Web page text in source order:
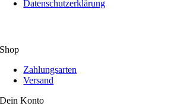
Datenschutzerklärung
Shop
Zahlungsarten
Versand
Dein Konto